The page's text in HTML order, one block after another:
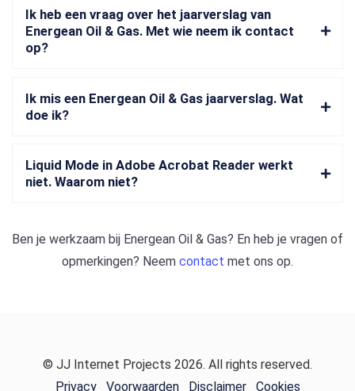
Ik heb een vraag over het jaarverslag van
Energean Oil & Gas. Met wie neem ik contact
op?
Ik mis een Energean Oil & Gas jaarverslag. Wat
doe ik?
Liquid Mode in Adobe Acrobat Reader werkt
niet. Waarom niet?
Ben je werkzaam bij Energean Oil & Gas? En heb je vragen of
opmerkingen? Neem contact met ons op.
© JJ Internet Projects 2026. All rights reserved.
Privacy
Voorwaarden Disclaimer Cookies